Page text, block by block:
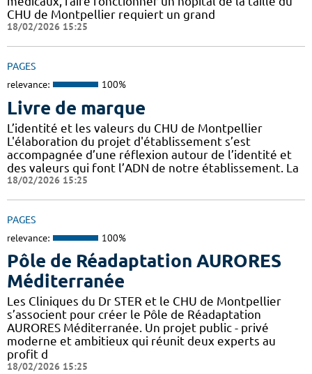
CHU de Montpellier requiert un grand
18/02/2026 15:25
PAGES
relevance: 100%
Livre de marque
L’identité et les valeurs du CHU de Montpellier
L'élaboration du projet d'établissement s’est
accompagnée d’une réflexion autour de l’identité et
des valeurs qui font l’ADN de notre établissement. La
18/02/2026 15:25
PAGES
relevance: 100%
Pôle de Réadaptation AURORES
Méditerranée
Les Cliniques du Dr STER et le CHU de Montpellier
s’associent pour créer le Pôle de Réadaptation
AURORES Méditerranée. Un projet public - privé
moderne et ambitieux qui réunit deux experts au
profit d
18/02/2026 15:25